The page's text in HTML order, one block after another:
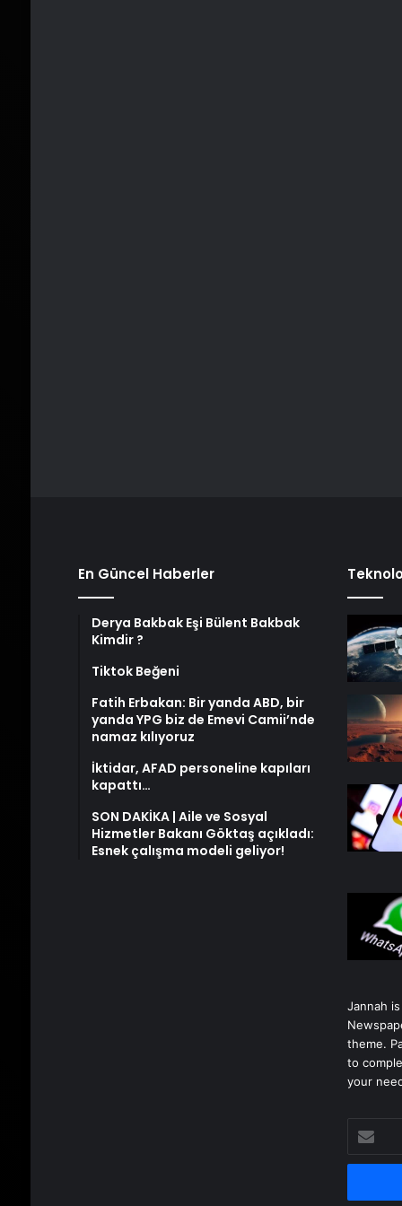
En Güncel Haberler
Derya Bakbak Eşi Bülent Bakbak
Kimdir ?
Tiktok Beğeni
Fatih Erbakan: Bir yanda ABD, bir
yanda YPG biz de Emevi Camii’nde
namaz kılıyoruz
İktidar, AFAD personeline kapıları
kapattı…
SON DAKİKA | Aile ve Sosyal
Hizmetler Bakanı Göktaş açıkladı:
Esnek çalışma modeli geliyor!
Jannah
theme.
to
your
posta
adresinizi